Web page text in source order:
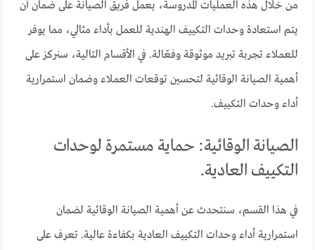
من خلال هذه العمليات المدروسة، يعمل فريق الصيانة على ضمان أن
يتم استعادة وحدات التكييف الهندية للعمل بأداء مثالي، مما يوفر
للعملاء تجربة تبريد موثوقة وفعّالة. في الأقسام التالية، سنركز على
أهمية الصيانة الوقائية لتحسين توقعات العملاء وضمان استمرارية
أداء وحدات التكييف.
الصيانة الوقائية: حماية مستمرة لوحدات
التكييف العادية.
في هذا القسم، سنتحدث عن أهمية الصيانة الوقائية لضمان
استمرارية أداء وحدات التكييف العادية بكفاءة عالية. تعرف على